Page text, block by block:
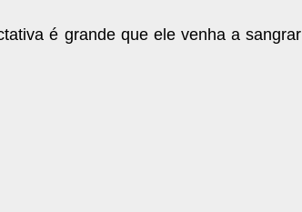
é grande que ele venha a